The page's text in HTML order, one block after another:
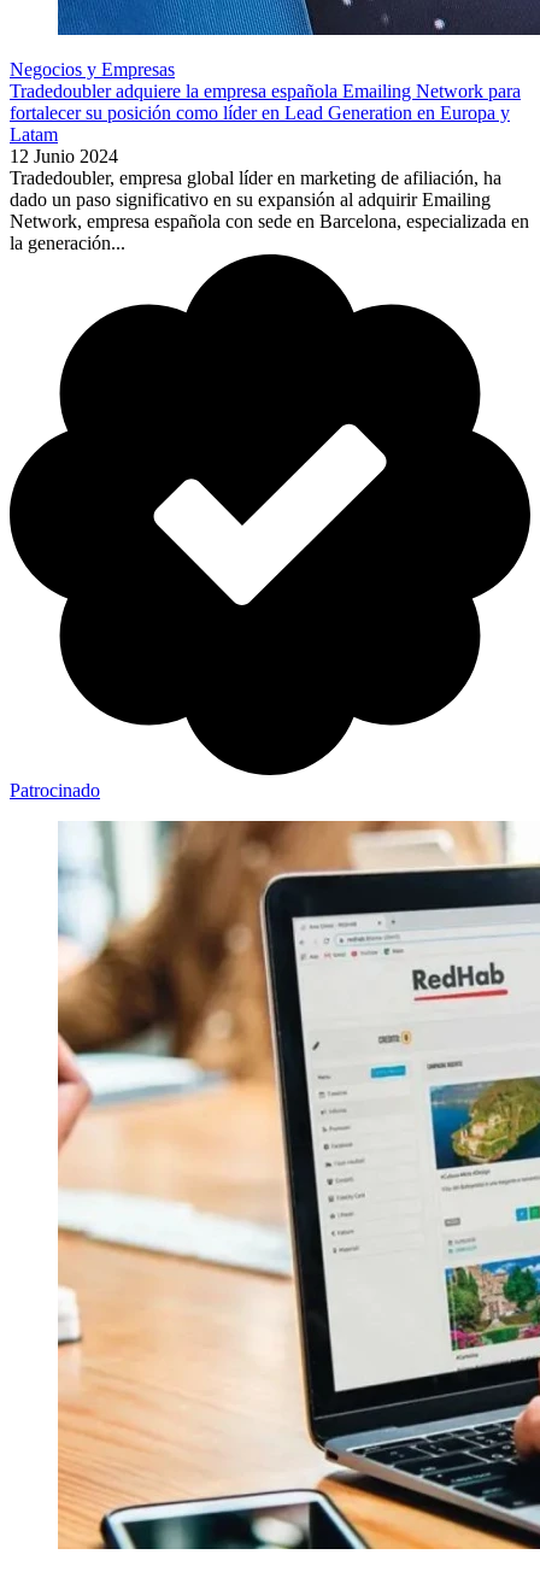
Negocios y Empresas
Tradedoubler adquiere la empresa española Emailing Network para
fortalecer su posición como líder en Lead Generation en Europa y
Latam
12 Junio 2024
Tradedoubler, empresa global líder en marketing de afiliación, ha
dado un paso significativo en su expansión al adquirir Emailing
Network, empresa española con sede en Barcelona, especializada en
la generación...
Patrocinado